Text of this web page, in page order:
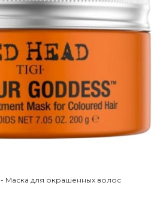
TIGI BH Colour Goddess Mask - Маска для окрашенных волос